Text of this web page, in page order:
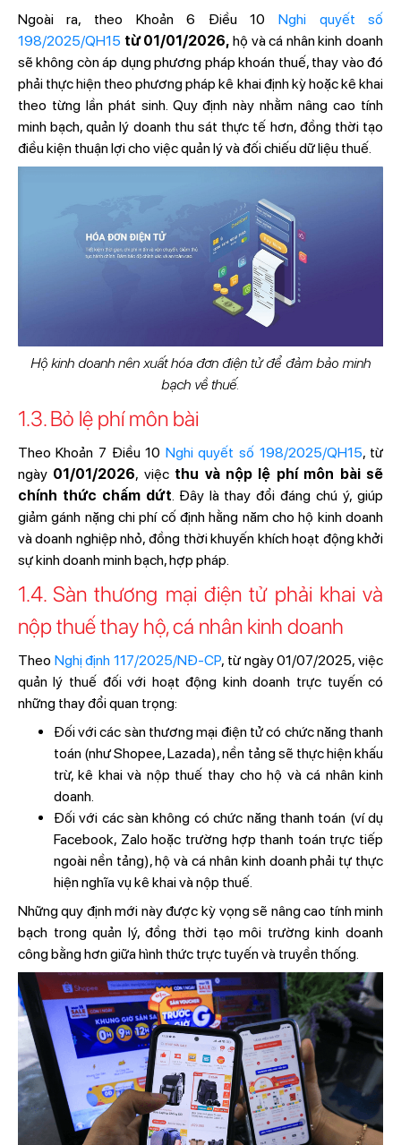
Ngoài ra, theo Khoản 6 Điều 10 Nghi quyết số
198/2025/QH15 từ 01/01/2026, hộ và cá nhân kinh doanh
sẽ không còn áp dụng phương pháp khoán thuế, thay vào đó
phải thực hiện theo phương pháp kê khai định kỳ hoặc kê khai
theo từng lần phát sinh. Quy định này nhằm nâng cao tính
minh bạch, quản lý doanh thu sát thực tế hơn, đồng thời tạo
điều kiện thuận lợi cho việc quản lý và đối chiếu dữ liệu thuế.
Hộ kinh doanh nên xuất hóa đơn điện tử để đảm bảo minh
bạch về thuế.
1.3. Bỏ lệ phí môn bài
Theo Khoản 7 Điều 10 Nghi quyết số 198/2025/QH15, từ
ngày 01/01/2026, việc thu và nộp lệ phí môn bài sẽ
chính thức chấm dứt. Đây là thay đổi đáng chú ý, giúp
giảm gánh nặng chi phí cố định hằng năm cho hộ kinh doanh
và doanh nghiệp nhỏ, đồng thời khuyến khích hoạt động khởi
sự kinh doanh minh bạch, hợp pháp.
1.4. Sàn thương mại điện tử phải khai và
nộp thuế thay hộ, cá nhân kinh doanh
Theo Nghị định 117/2025/NĐ-CP, từ ngày 01/07/2025, việc
quản lý thuế đối với hoạt động kinh doanh trực tuyến có
những thay đổi quan trọng:
Đối với các sàn thương mại điện tử có chức năng thanh
toán (như Shopee, Lazada), nền tảng sẽ thực hiện khấu
trừ, kê khai và nộp thuế thay cho hộ và cá nhân kinh
doanh.
Đối với các sàn không có chức năng thanh toán (ví dụ
Facebook, Zalo hoặc trường hợp thanh toán trực tiếp
ngoài nền tảng), hộ và cá nhân kinh doanh phải tự thực
hiện nghĩa vụ kê khai và nộp thuế.
Những quy định mới này được kỳ vọng sẽ nâng cao tính minh
bạch trong quản lý, đồng thời tạo môi trường kinh doanh
công bằng hơn giữa hình thức trực tuyến và truyền thống.